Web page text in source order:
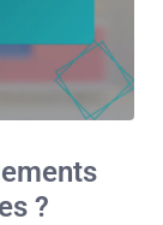
?